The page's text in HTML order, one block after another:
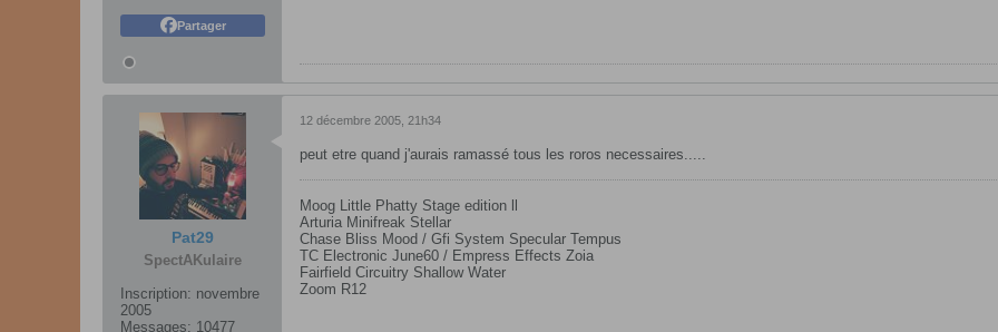
Partager
Pat29
SpectAKulaire
Inscription: novembre
2005
Messages: 10477
12 décembre 2005, 21h34
peut etre quand j'aurais ramassé tous les roros necessaires.....
Moog Little Phatty Stage edition ll
Arturia Minifreak Stellar
Chase Bliss Mood / Gfi System Specular Tempus
TC Electronic June60 / Empress Effects Zoia
Fairfield Circuitry Shallow Water
Zoom R12